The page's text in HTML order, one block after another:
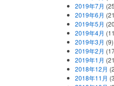
2019年7月
2019年6月
2019年5月
2019年4月
2019年3月 (9)
2019年2月
2019年1月
2018年12月
2018年11月